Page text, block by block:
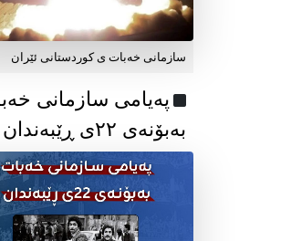
سازمانی خەبات ی کوردستانی ئێران
پەیامی سازمانی
بەبۆنەی ۲۲ی ڕێبەندان